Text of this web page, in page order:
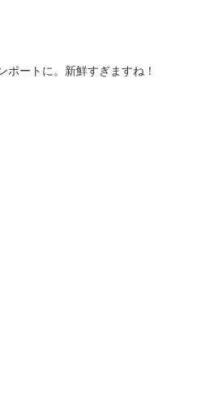
ポートに。新鮮すぎますね！